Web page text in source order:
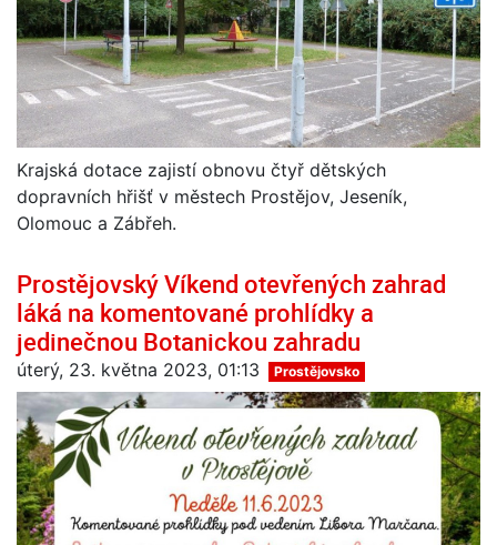
Krajská dotace zajistí obnovu čtyř dětských
dopravních hřišť v městech Prostějov, Jeseník,
Olomouc a Zábřeh.
Prostějovský Víkend otevřených zahrad
láká na komentované prohlídky a
jedinečnou Botanickou zahradu
úterý, 23. května 2023, 01:13 Prostějovsko